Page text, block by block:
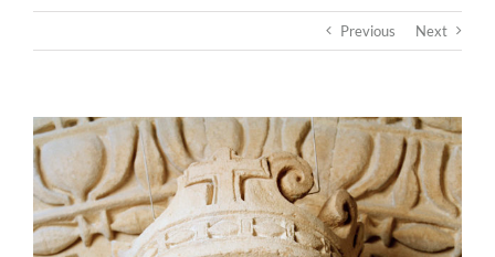
Previous Next
View
Larger
Image